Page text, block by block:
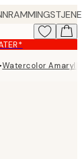
Watercolor